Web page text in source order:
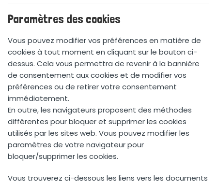
Paramètres des cookies
Vous pouvez modifier vos préférences en matière de
cookies à tout moment en cliquant sur le bouton ci-
dessus. Cela vous permettra de revenir à la bannière
de consentement aux cookies et de modifier vos
préférences ou de retirer votre consentement
immédiatement.
En outre, les navigateurs proposent des méthodes
différentes pour bloquer et supprimer les cookies
utilisés par les sites web. Vous pouvez modifier les
paramètres de votre navigateur pour
bloquer/supprimer les cookies.
Vous trouverez ci-dessous les liens vers les documents